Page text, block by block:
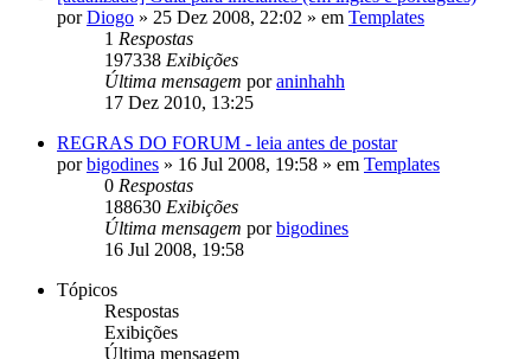
porDiogo » 25 Dez 2008, 22:02 » em Templates
1 Respostas
197338 Exibições
Última mensagem poraninhahh
17 Dez 2010, 13:25
REGRAS DO FORUM - leia antes de postar
porbigodines » 16 Jul 2008, 19:58 » em Templates
0 Respostas
188630 Exibições
Última mensagem porbigodines
16 Jul 2008, 19:58
Tópicos
Respostas
Exibições
Última mensagem